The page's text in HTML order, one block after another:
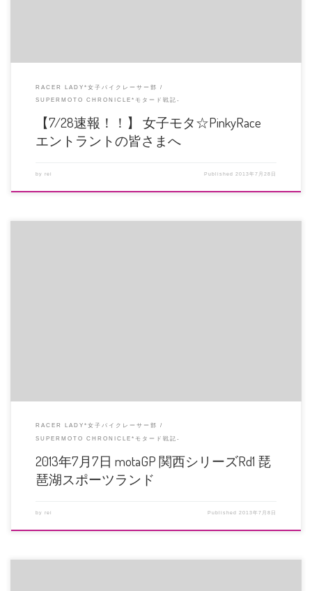
RACER LADY*女子バイクレーサー部
SUPERMOTO CHRONICLE*モタード戦記-
【7/28速報！！】 女子モタ☆PinkyRace
エントラントの皆さまへ
by rei Published2013年7月28日
RACER LADY*女子バイクレーサー部
SUPERMOTO CHRONICLE*モタード戦記-
2013年7月7日 motaGP 関西シリーズRd1 琵
琶湖スポーツランド
by rei Published2013年7月8日